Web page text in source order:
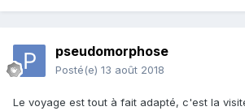
pseudomorphose
Posté(e) 13 août 2018
Le voyage est tout à fait adapté, c'est la